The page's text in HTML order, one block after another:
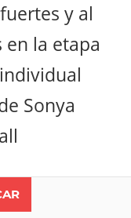
y al
la etapa
Sonya